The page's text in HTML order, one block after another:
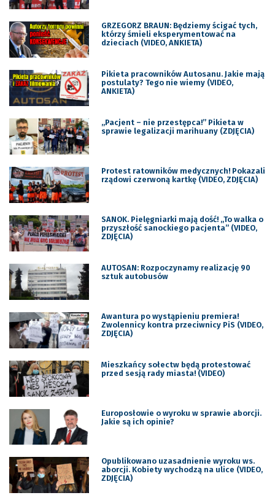
GRZEGORZ BRAUN: Będziemy ścigać tych,
którzy śmieli eksperymentować na
dzieciach (VIDEO, ANKIETA)
Pikieta pracowników Autosanu. Jakie mają
postulaty? Tego nie wiemy (VIDEO,
ANKIETA)
„Pacjent – nie przestępca!” Pikieta w
sprawie legalizacji marihuany (ZDJĘCIA)
Protest ratowników medycznych! Pokazali
rządowi czerwoną kartkę (VIDEO, ZDJĘCIA)
SANOK. Pielęgniarki mają dość! „To walka o
przyszłość sanockiego pacjenta” (VIDEO,
ZDJĘCIA)
AUTOSAN: Rozpoczynamy realizację 90
sztuk autobusów
Awantura po wystąpieniu premiera!
Zwolennicy kontra przeciwnicy PiS (VIDEO,
ZDJĘCIA)
Mieszkańcy sołectw będą protestować
przed sesją rady miasta! (VIDEO)
Europosłowie o wyroku w sprawie aborcji.
Jakie są ich opinie?
Opublikowano uzasadnienie wyroku ws.
aborcji. Kobiety wychodzą na ulice (VIDEO,
ZDJĘCIA)